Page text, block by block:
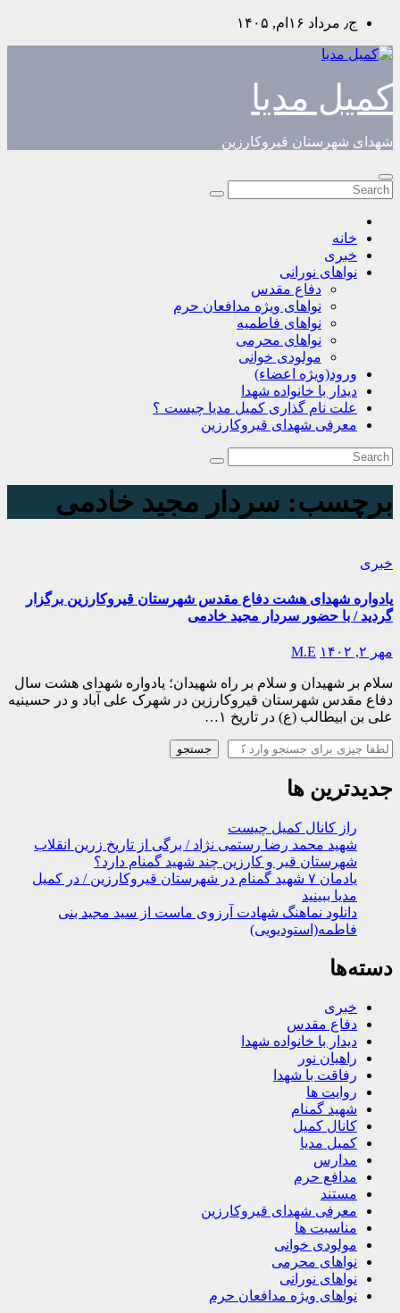
Skip
content
ج٫ مرداد ۱۶ام, ۱۴۰۵
کمیل مدیا
شهدای شهرستان قیروکارزین
خانه
خبری
نواهای نورانی
دفاع مقدس
نواهای ویژه مدافعان حرم
نواهای فاطمیه
نواهای محرمی
مولودی خوانی
ورود(ویژه اعضاء)
دیدار با خانواده شهدا
علت نام گذاری کمیل مدیا چیست ؟
معرفی شهدای قیروکارزین
برچسب: سردار مجید خادمی
خبری
یادواره شهدای هشت دفاع مقدس شهرستان قیروکارزین برگزار
گردید / با حضور سردار مجید خادمی
مهر ۲, ۱۴۰۲ M.E
سلام بر شهیدان و سلام بر راه شهیدان؛ یادواره شهدای هشت سال
دفاع مقدس شهرستان قیروکارزین در شهرک علی آباد و در حسینیه
علی بن ابیطالب (ع) در تاریخ ۱…
جستجو
جستجو
جدیدترین ها
راز کانال کمیل چیست
شهید محمد رضا رستمی نژاد / برگی از تاریخ زرین انقلاب
شهرستان قیر و کارزین چند شهید گمنام دارد؟
یادمان ۷ شهید گمنام در شهرستان قیروکارزین / در کمیل
مدیا ببینید
دانلود نماهنگ شهادت آرزوی ماست از سید مجید بنی
فاطمه(استودیویی)
دسته‌ها
خبری
دفاع مقدس
دیدار با خانواده شهدا
راهیان نور
رفاقت با شهدا
روایت ها
شهید گمنام
کانال کمیل
کمیل مدیا
مدارس
مدافع حرم
مستند
معرفی شهدای قیروکارزین
مناسبت ها
مولودی خوانی
نواهای محرمی
نواهای نورانی
نواهای ویژه مدافعان حرم